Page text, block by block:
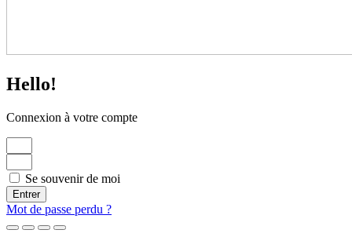
Hello!
Connexion à votre compte
Se souvenir de moi
Entrer
Mot de passe perdu ?